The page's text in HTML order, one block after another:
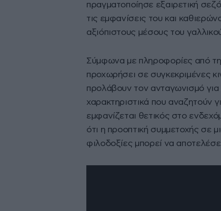
πραγματοποίησε εξαιρετική
τις εμφανίσεις του και
αξιόπιστους μέσους του
Σύμφωνα με πληροφορίες από τη
προχωρήσει σε συγκεκριμένες
προλάβουν τον ανταγωνισμό
χαρακτηριστικά που αναζητούν
εμφανίζεται θετικός στο
ότι η προοπτική συμμετοχής σε
φιλοδοξίες μπορεί να